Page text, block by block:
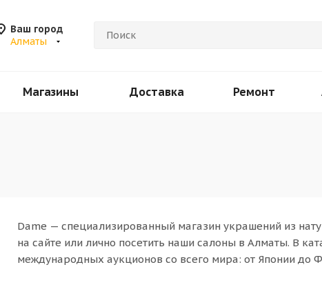
Ваш город
Алматы
Магазины Доставка Ремонт
Dame — специализированный магазин украшений из
на сайте или лично посетить наши салоны в Алматы. В
международных аукционов со всего мира: от Японии до